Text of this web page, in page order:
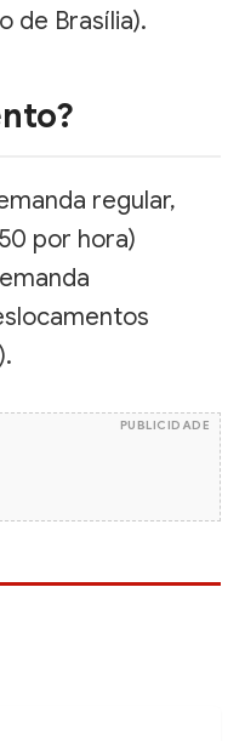
de Brasília).
regular,
por hora)
PUBLICIDADE